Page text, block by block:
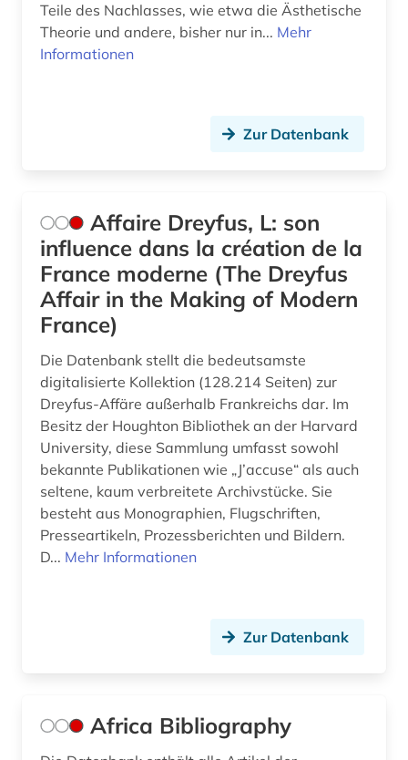
die @linke (1)
dissertation (3)
diversität (1)
dokument (1)
dokumentarfilm (1)
dokumentation (2)
dokumentenserver (2)
dominikanische republik (1)
dreyfus-affäre (1)
e-learning (1)
Teile des Nachlasses, wie etwa die Ästhetische
Theorie und andere, bisher nur in... Mehr
Informationen
Zur Datenbank
Affaire Dreyfus, L: son
influence dans la création de la
France moderne (The Dreyfus
Affair in the Making of Modern
France)
Die Datenbank stellt die bedeutsamste
digitalisierte Kollektion (128.214 Seiten) zur
Dreyfus-Affäre außerhalb Frankreichs dar. Im
Besitz der Houghton Bibliothek an der Harvard
University, diese Sammlung umfasst sowohl
bekannte Publikationen wie „J’accuse“ als auch
seltene, kaum verbreitete Archivstücke. Sie
besteht aus Monographien, Flugschriften,
Presseartikeln, Prozessberichten und Bildern.
D... Mehr Informationen
Zur Datenbank
Africa Bibliography